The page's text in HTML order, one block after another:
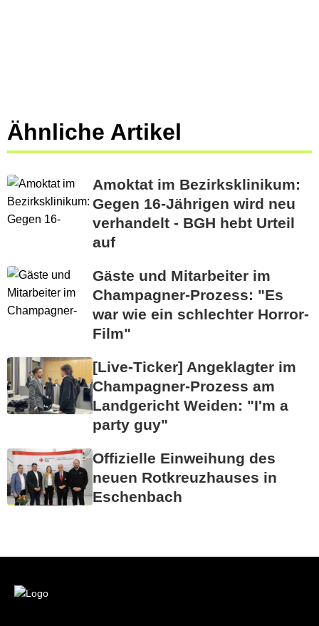
Ähnliche Artikel
Amoktat im Bezirksklinikum:
Gegen 16-Jährigen wird neu
verhandelt - BGH hebt Urteil
auf
Gäste und Mitarbeiter im
Champagner-Prozess: "Es
war wie ein schlechter Horror-
Film"
[Live-Ticker] Angeklagter im
Champagner-Prozess am
Landgericht Weiden: "I'm a
party guy"
Offizielle Einweihung des
neuen Rotkreuzhauses in
Eschenbach